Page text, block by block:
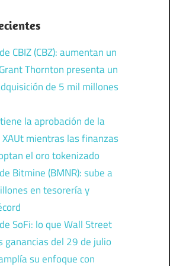
CBIZ (CBZ): aumentan un
Thornton presenta un
de 5 mil millones
la aprobación de la
mientras las finanzas
el oro tokenizado
Bitmine (BMNR): sube a
en tesorería y
SoFi: lo que Wall Street
ganancias del 29 de julio
su enfoque con